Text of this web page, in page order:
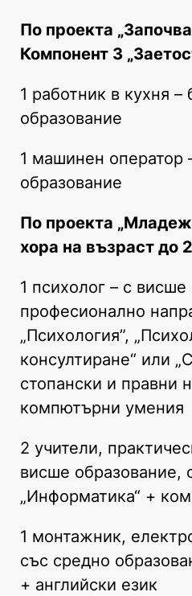
По проекта
Компонент 3
1 работник в кухня –
образование
1 машинен оператор
образование
По проекта
хора на възраст до
1 психолог – с
професионално
„Психология”,
консултиране“ или
стопански и правни
компютърни умения
2 учители,
висше образование,
„Информатика“ +
1 монтажник,
със средно
+ английски език